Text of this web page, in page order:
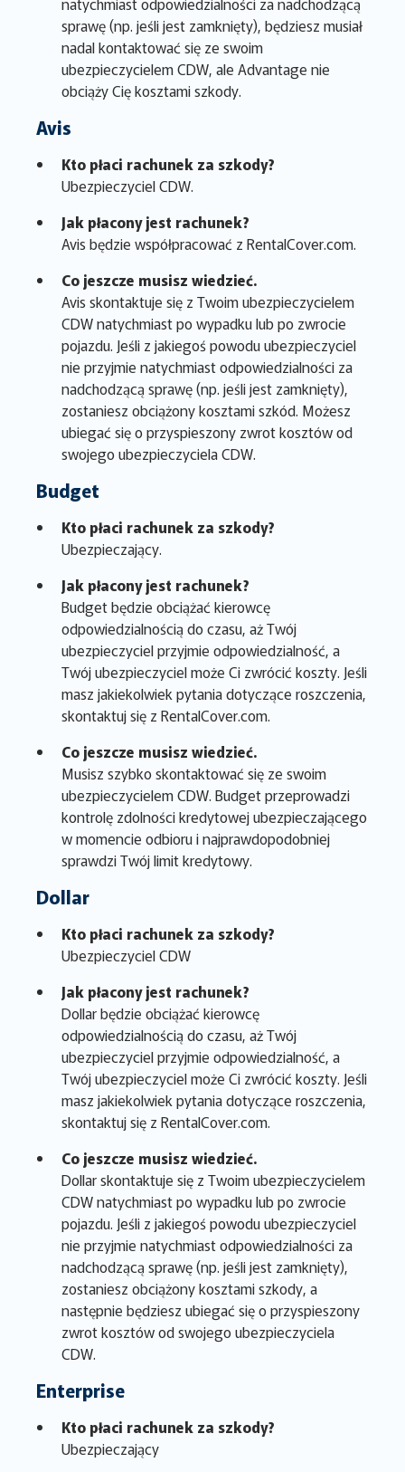
sprawę (np. jeśli jest zamknięty), będziesz musiał
nadal kontaktować się ze swoim
ubezpieczycielem CDW, ale Advantage nie
obciąży Cię kosztami szkody.
Avis
Kto płaci rachunek za szkody?
Ubezpieczyciel CDW.
Jak płacony jest rachunek?
Avis będzie współpracować z RentalCover.com.
Co jeszcze musisz wiedzieć.
Avis skontaktuje się z Twoim ubezpieczycielem
CDW natychmiast po wypadku lub po zwrocie
pojazdu. Jeśli z jakiegoś powodu ubezpieczyciel
nie przyjmie natychmiast odpowiedzialności za
nadchodzącą sprawę (np. jeśli jest zamknięty),
zostaniesz obciążony kosztami szkód. Możesz
ubiegać się o przyspieszony zwrot kosztów od
swojego ubezpieczyciela CDW.
Budget
Kto płaci rachunek za szkody?
Ubezpieczający.
Jak płacony jest rachunek?
Budget będzie obciążać kierowcę
odpowiedzialnością do czasu, aż Twój
ubezpieczyciel przyjmie odpowiedzialność, a
Twój ubezpieczyciel może Ci zwrócić koszty. Jeśli
masz jakiekolwiek pytania dotyczące roszczenia,
skontaktuj się z RentalCover.com.
Co jeszcze musisz wiedzieć.
Musisz szybko skontaktować się ze swoim
ubezpieczycielem CDW. Budget przeprowadzi
kontrolę zdolności kredytowej ubezpieczającego
w momencie odbioru i najprawdopodobniej
sprawdzi Twój limit kredytowy.
Dollar
Kto płaci rachunek za szkody?
Ubezpieczyciel CDW
Jak płacony jest rachunek?
Dollar będzie obciążać kierowcę
odpowiedzialnością do czasu, aż Twój
ubezpieczyciel przyjmie odpowiedzialność, a
Twój ubezpieczyciel może Ci zwrócić koszty. Jeśli
masz jakiekolwiek pytania dotyczące roszczenia,
skontaktuj się z RentalCover.com.
Co jeszcze musisz wiedzieć.
Dollar skontaktuje się z Twoim ubezpieczycielem
CDW natychmiast po wypadku lub po zwrocie
pojazdu. Jeśli z jakiegoś powodu ubezpieczyciel
nie przyjmie natychmiast odpowiedzialności za
nadchodzącą sprawę (np. jeśli jest zamknięty),
zostaniesz obciążony kosztami szkody, a
następnie będziesz ubiegać się o przyspieszony
zwrot kosztów od swojego ubezpieczyciela
CDW.
Enterprise
Kto płaci rachunek za szkody?
Ubezpieczający